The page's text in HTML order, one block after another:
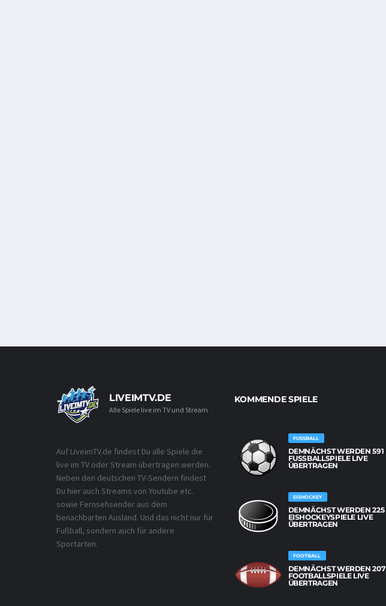
LIVEIMTV.DE
Alle Spiele live im TV und Stream
Auf LiveimTV.de findest Du alle Spiele die
live im TV oder Stream übertragen werden.
Neben den deutschen TV-Sendern findest
Du hier auch Streams von Youtube etc.
sowie Fernsehsender aus dem
benachbarten Ausland. Und das nicht nur für
Fußball, sondern auch für andere
Sportarten.
KOMMENDE SPIELE
FUSSBALL
DEMNÄCHST WERDEN 591
FUSSBALLSPIELE LIVE Ü
BERTRAGEN
EISHOCKEY
DEMNÄCHST WERDEN 225
EISHOCKEYSPIELE LIVE
ÜBERTRAGEN
FOOTBALL
DEMNÄCHST WERDEN 207
FOOTBALLSPIELE LIVE
ÜBERTRAGEN